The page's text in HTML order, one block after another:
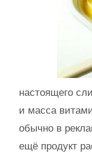
настоящего
и масса
обычно в
ещё продукт